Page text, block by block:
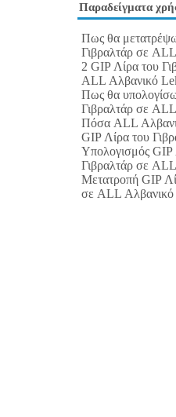
Παραδείγματα
Πως θα
Γιβραλτάρ σε
2 GIP Λίρα του
ALL Αλβανικό
Πως θα
Γιβραλτάρ σε
Πόσα ALL
GIP Λίρα του
Υπολογισμός GIP
Γιβραλτάρ σε
Μετατροπή GIP
σε ALL Αλβανικό